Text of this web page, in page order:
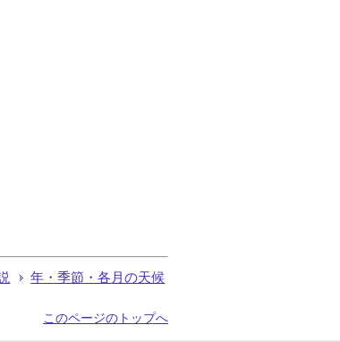
年・季節・各月の天候
このページのトップへ